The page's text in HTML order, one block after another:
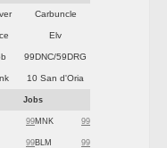
Carbuncle
Elv
99DNC/59DRG
10 San d'Oria
Jobs
99MNK 99
99BLM 99